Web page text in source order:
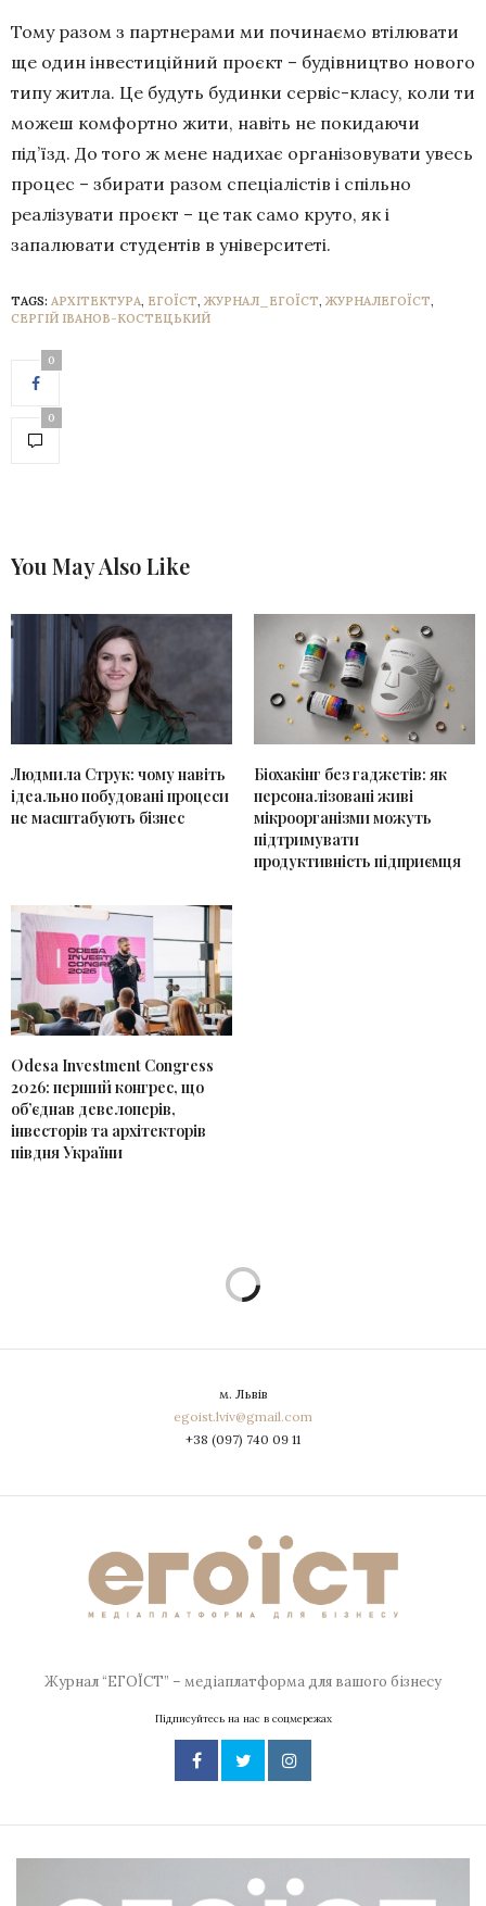
Тому разом з партнерами ми починаємо втілювати
ще один інвестиційний проєкт – будівництво нового
типу житла. Це будуть будинки сервіс-класу, коли ти
можеш комфортно жити, навіть не покидаючи
під’їзд. До того ж мене надихає організовувати увесь
процес – збирати разом спеціалістів і спільно
реалізувати проєкт – це так само круто, як і
запалювати студентів в університеті.
TAGS: АРХІТЕКТУРА, ЕГОЇСТ, ЖУРНАЛ_ЕГОЇСТ, ЖУРНАЛЕГОЇСТ,
СЕРГІЙ ІВАНОВ-КОСТЕЦЬКИЙ
0
0
You May Also Like
Людмила Струк: чому навіть
ідеально побудовані процеси
не масштабують бізнес
Біохакінг без гаджетів: як
персоналізовані живі
мікроорганізми можуть
підтримувати
продуктивність підприємця
Odesa Investment Congress
2026: перший конгрес, що
об’єднав девелоперів,
інвесторів та архітекторів
півдня України
м. Львів
egoist.lviv@gmail.com
+38 (097) 740 09 11
Журнал “ЕГОЇСТ” – медіаплатформа для вашого бізнесу
Підписуйтесь на нас в соцмережах